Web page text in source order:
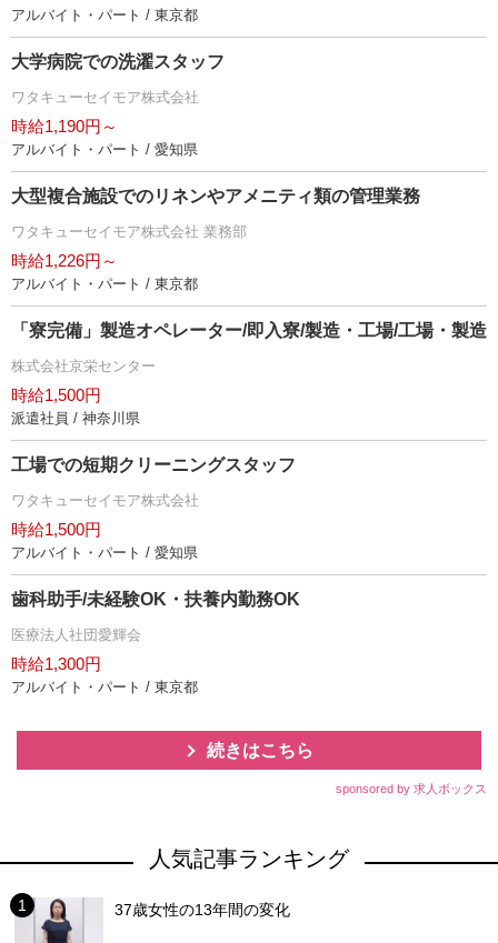
アルバイト・パート / 東京都
大学病院での洗濯スタッフ
ワタキューセイモア株式会社
時給1,190円～
アルバイト・パート / 愛知県
大型複合施設でのリネンやアメニティ類の管理業務
ワタキューセイモア株式会社 業務部
時給1,226円～
アルバイト・パート / 東京都
「寮完備」製造オペレーター/即入寮/製造・工場/工場・製造
株式会社京栄センター
時給1,500円
派遣社員 / 神奈川県
工場での短期クリーニングスタッフ
ワタキューセイモア株式会社
時給1,500円
アルバイト・パート / 愛知県
歯科助手/未経験OK・扶養内勤務OK
医療法人社団愛輝会
時給1,300円
アルバイト・パート / 東京都
続きはこちら
sponsored by 求人ボックス
人気記事ランキング
37歳女性の13年間の変化